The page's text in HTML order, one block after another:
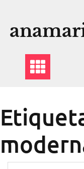
contenido